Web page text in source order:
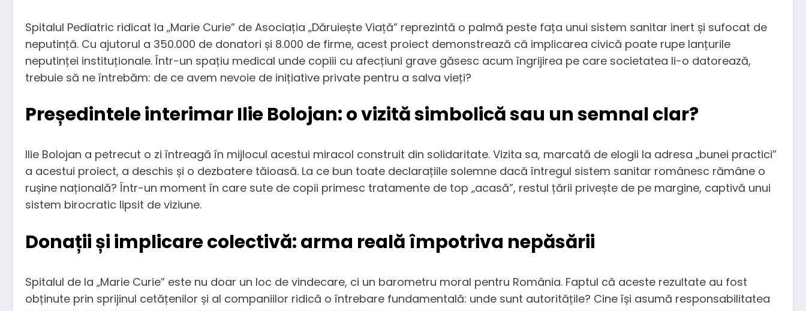
Spitalul Pediatric ridicat la „Marie Curie” de Asociația „Dăruiește Viață” reprezintă o palmă peste fața unui sistem sanitar inert și sufocat de
neputință. Cu ajutorul a 350.000 de donatori și 8.000 de firme, acest proiect demonstrează că implicarea civică poate rupe lanțurile
neputinței instituționale. Într-un spațiu medical unde copiii cu afecțiuni grave găsesc acum îngrijirea pe care societatea li-o datorează,
trebuie să ne întrebăm: de ce avem nevoie de inițiative private pentru a salva vieți?
Președintele interimar Ilie Bolojan: o vizită simbolică sau un semnal clar?
Ilie Bolojan a petrecut o zi întreagă în mijlocul acestui miracol construit din solidaritate. Vizita sa, marcată de elogii la adresa „bunei practici”
a acestui proiect, a deschis și o dezbatere tăioasă. La ce bun toate declarațiile solemne dacă întregul sistem sanitar românesc rămâne o
rușine națională? Într-un moment în care sute de copii primesc tratamente de top „acasă”, restul țării privește de pe margine, captivă unui
sistem birocratic lipsit de viziune.
Donații și implicare colectivă: arma reală împotriva nepăsării
Spitalul de la „Marie Curie” este nu doar un loc de vindecare, ci un barometru moral pentru România. Faptul că aceste rezultate au fost
obținute prin sprijinul cetățenilor și al companiilor ridică o întrebare fundamentală: unde sunt autoritățile? Cine își asumă responsabilitatea